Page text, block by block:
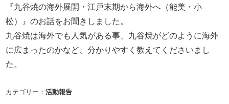
『九谷焼の海外展開・江戸末期から海外へ（能美・小
松）』のお話をお聞きしました。
九谷焼は海外でも人気がある事、九谷焼がどのように海外
に広まったのかなど、分かりやすく教えてくださいまし
た。
カテゴリー：活動報告